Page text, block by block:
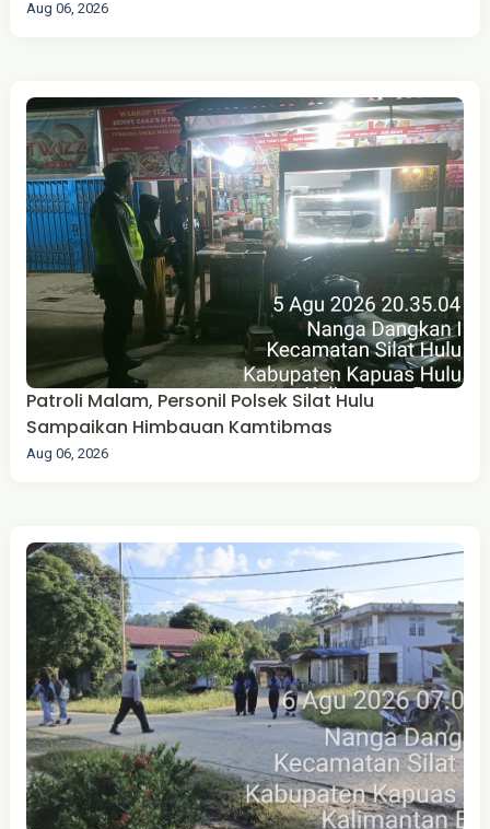
Aug 06, 2026
Patroli Malam, Personil Polsek Silat Hulu
Sampaikan Himbauan Kamtibmas
Aug 06, 2026